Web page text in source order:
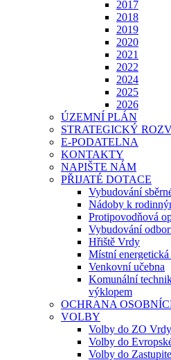
2017
2018
2019
2020
2021
2022
2024
2025
2026
ÚZEMNÍ PLÁN
STRATEGICKÝ
E-PODATELNA
KONTAKTY
NAPIŠTE NÁM
PŘIJATÉ DOTACE
Vybudování
Nádoby k
Protipovodňová
Vybudování
Hřiště Vrdy
Místní energetická
Venkovní učebna
Komunální
výklopem
OCHRANA
VOLBY
Volby do ZO
Volby do
Volby do